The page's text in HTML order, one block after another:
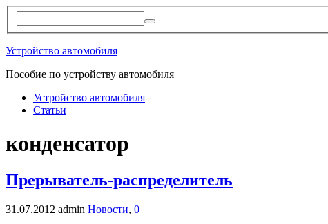
Устройство автомобиля
Пособие по устройству автомобиля
Устройство автомобиля
Статьи
конденсатор
Прерыватель-распределитель
31.07.2012 admin Новости, 0